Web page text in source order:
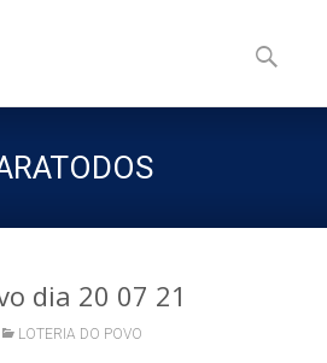
to
content
por:
dia 20 07 21
LOTERIA DO POVO